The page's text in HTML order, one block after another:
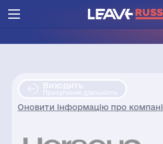
Виходить
Призупиняє діяльність
Оновити інформацію про